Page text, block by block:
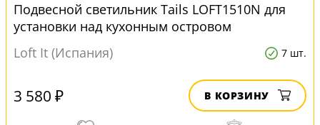
Подвесной светильник Tails LOFT1510N для
установки над кухонным островом
Loft It (Испания)
7 шт.
3 580 ₽ В КОРЗИНУ